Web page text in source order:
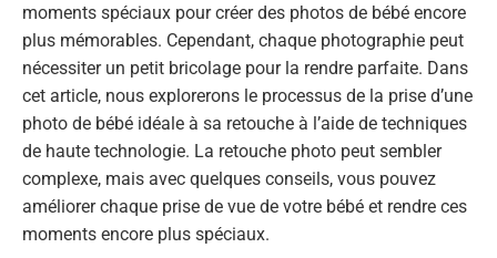
moments spéciaux pour créer des photos de bébé encore
plus mémorables. Cependant, chaque photographie peut
nécessiter un petit bricolage pour la rendre parfaite. Dans
cet article, nous explorerons le processus de la prise d’une
photo de bébé idéale à sa retouche à l’aide de techniques
de haute technologie. La retouche photo peut sembler
complexe, mais avec quelques conseils, vous pouvez
améliorer chaque prise de vue de votre bébé et rendre ces
moments encore plus spéciaux.